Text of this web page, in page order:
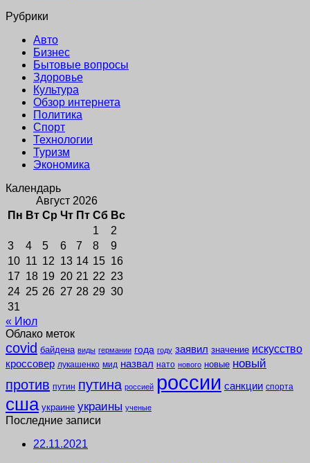
Рубрики
Авто
Бизнес
Бытовые вопросы
Здоровье
Культура
Обзор интернета
Политика
Спорт
Технологии
Туризм
Экономика
Календарь
Август 2026
Пн Вт Ср Чт Пт Сб Вс
1
2
3
4 5 6 7 8
9
10 11 12 13 14 15 16
17 18 19 20 21 22 23
24 25 26 27 28 29 30
31
« Июл
Облако меток
covid байдена виды германии года году заявил значение искусство
кроссовер лукашенко мид назвал нато нового новые новый
против путин путина россией россии санкции спорта
сша украине украины ученые
Последние записи
22.11.2021